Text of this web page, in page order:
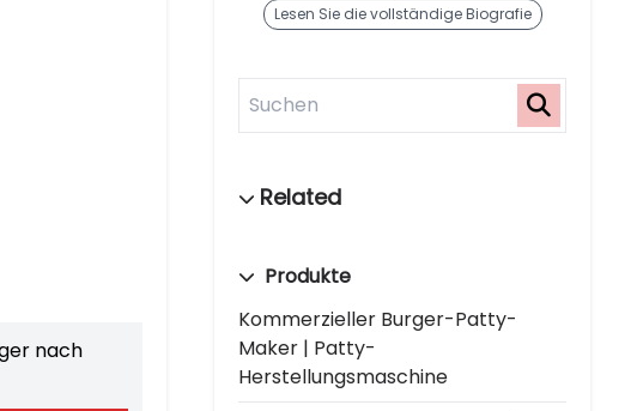
nach
Lesen Sie die vollständige Biografie
Produkte
Kommerzieller Burger-Patty-
Maker | Patty-
Herstellungsmaschine